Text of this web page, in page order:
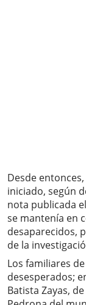
Desde
iniciado, según
nota publicada
se mantenía en
desaparecidos,
de la
Los familiares
desesperados;
Batista Zayas,